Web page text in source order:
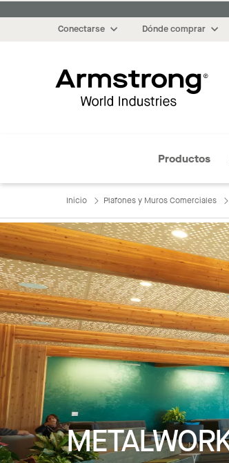
Conectarse Dónde comprar
Productos
Inicio Plafones y Muros Comerciales